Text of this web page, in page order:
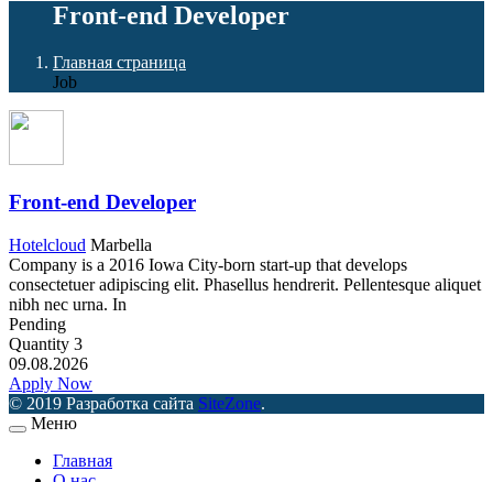
Front-end Developer
Главная страница
Job
Front-end Developer
Hotelcloud Marbella
Company is a 2016 Iowa City-born start-up that develops
consectetuer adipiscing elit. Phasellus hendrerit. Pellentesque aliquet
nibh nec urna. In
Pending
Quantity 3
09.08.2026
Apply Now
© 2019 Разработка сайта SiteZone.
Меню
Главная